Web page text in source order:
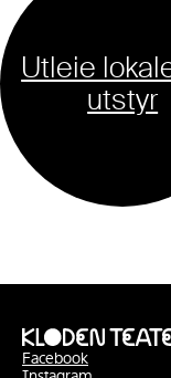
Utleie
utstyr
Facebook